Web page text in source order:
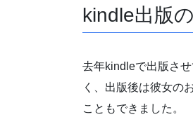
kindle出版
去年kindleで出版さ
く、出版後は彼女の
こともできました。